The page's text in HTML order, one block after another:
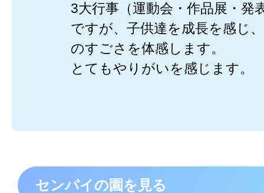
3大行事（運動会・作品展・発
ですが、子供達を成長を感じ
のすごさを体感します。
とてもやりがいを感じます。
センパイの園を見る